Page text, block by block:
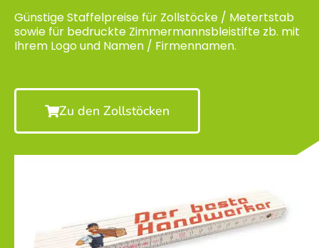
Günstige Staffelpreise für Zollstöcke / Metertstab
sowie für bedruckte Zimmermannsbleistifte zb. mit
Ihrem Logo und Namen / Firmennamen.
Zu den Zollstöcken